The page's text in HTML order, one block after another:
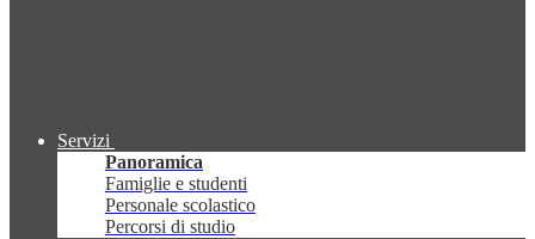
Servizi
Panoramica
Famiglie e studenti
Personale scolastico
Percorsi di studio